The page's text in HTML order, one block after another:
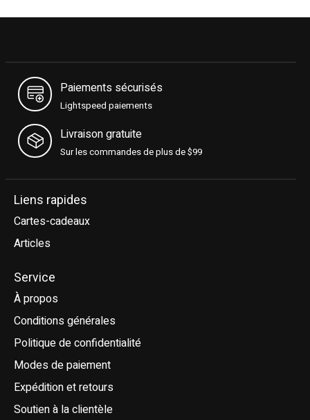
Paiements sécurisés
Lightspeed paiements
Livraison gratuite
Sur les commandes de plus de $99
Liens rapides
Cartes-cadeaux
Articles
Service
À propos
Conditions générales
Politique de confidentialité
Modes de paiement
Expédition et retours
Soutien à la clientèle